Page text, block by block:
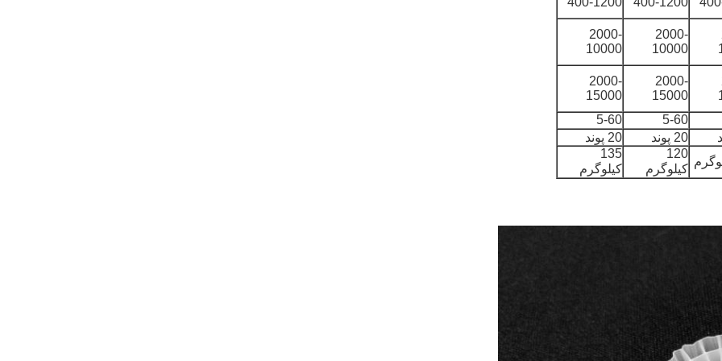
2000-
10000
2000-
10000
2000-
15000
2000-
15000
5-60
5-60
20 پوند
20 پوند
120
کیلوگرم
135
کیلوگرم